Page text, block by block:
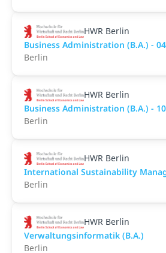
HWR Berlin
Business Administration (B.A.) -
Berlin
HWR Berlin
Business Administration (B.A.) -
Berlin
HWR Berlin
International Sustainability
Berlin
HWR Berlin
Verwaltungsinformatik (B.A.)
Berlin